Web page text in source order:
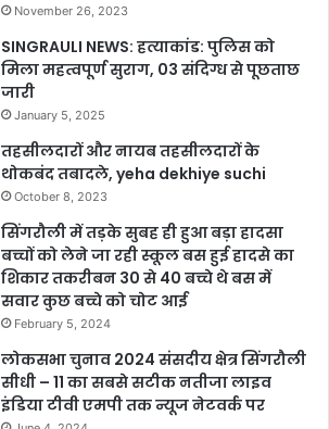
November 26, 2023
SINGRAULI NEWS: हत्याकांड: पुलिस को
मिला महत्वपूर्ण सुराग, 03 संदिग्ध से पूछताछ
जारी
January 5, 2025
तहसीलदारों और नायब तहसीलदारों के
थोकबंद तबादले, yeha dekhiye suchi
October 8, 2023
सिंगरौली में तड़के सुबह ही हुआ बड़ा हादसा
बच्चों को लेने जा रही स्कूल बस हुई हादसे का
शिकार तकरीबन 30 से 40 बच्चे थे बस में
सवार कुछ बच्चे को चोट आई
February 5, 2024
लोकसभा चुनाव 2024 संसदीय क्षेत्र सिंगरौली
सीधी – 11 का सबसे सटीक नतीजा लाइव
इंडिया टीवी एमपी तक न्यूज नेटवर्क पर